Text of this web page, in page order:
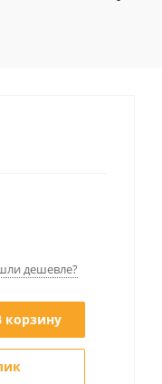
дешевле?
корзину